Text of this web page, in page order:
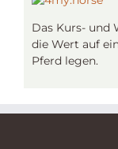
Das Kurs- und
die Wert auf
Pferd legen.